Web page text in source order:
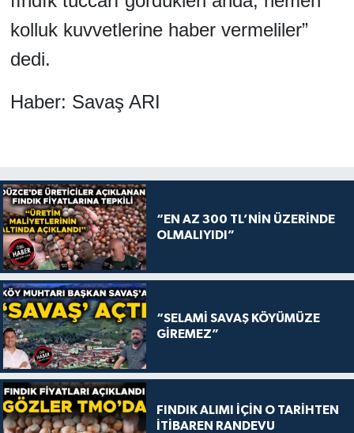
kolluk kuvvetlerine haber vermeliler”
dedi.
Haber: Savaş ARI
“EN AZ 300 TL’NİN ÜZERİNDE
OLMALIYIDI”
“SELAMİ SAVAŞ KÖYÜMÜZE
GİREMEZ”
FINDIK ALIMI İÇİN O TARİHTEN
İTİBAREN RANDEVU